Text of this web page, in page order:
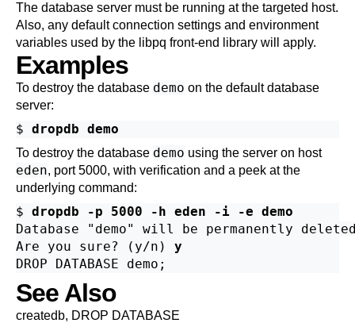
The database server must be running at the targeted host.
Also, any default connection settings and environment
variables used by the libpq front-end library will apply.
Examples
To destroy the database demo on the default database
server:
$ dropdb demo
To destroy the database demo using the server on host
eden, port 5000, with verification and a peek at the
underlying command:
$ dropdb -p 5000 -h eden -i -e demo
Database "demo" will be permanently
Are you sure? (y/n) y
DROP DATABASE demo;
See Also
createdb, DROP DATABASE